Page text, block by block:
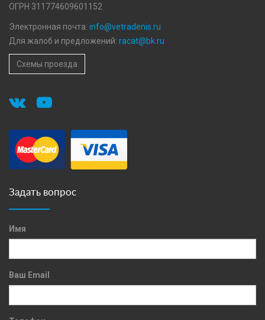
ОГРН 311774609601152
Электронная почта: info@vetradenis.ru
Для жалоб и предложений: racat@bk.ru
Схемы проезда
Задать вопрос
Имя
Ваш Email